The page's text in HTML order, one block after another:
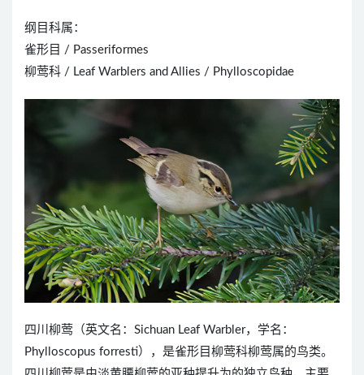
纲目科属：
雀形目 / Passeriformes
柳莺科 / Leaf Warblers and Allies / Phylloscopidae
四川柳莺（英文名：Sichuan Leaf Warbler，学名：
Phylloscopus forresti），是雀形目柳莺科柳莺属的鸟类。